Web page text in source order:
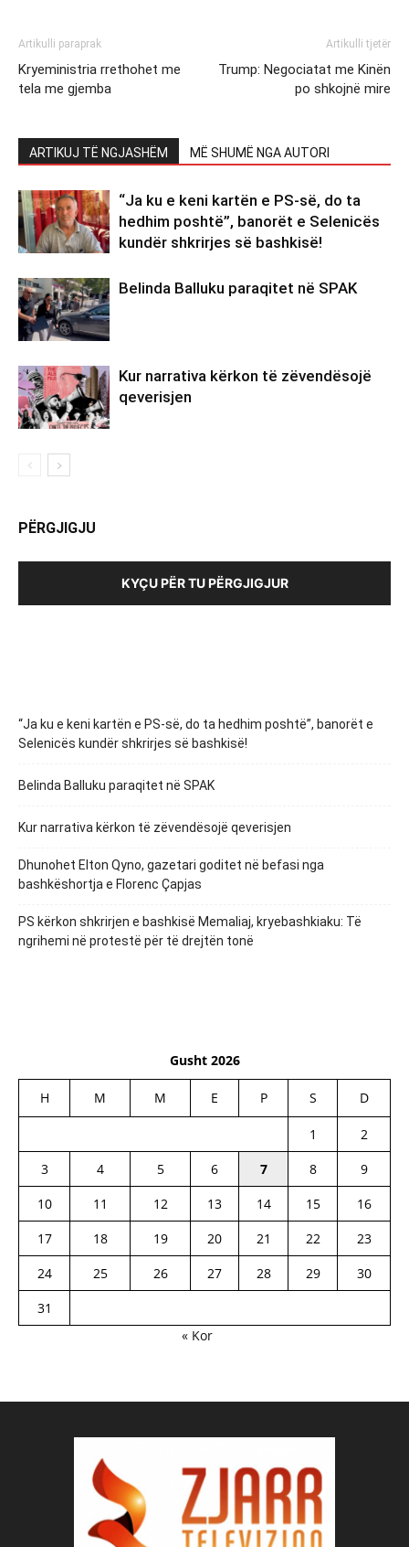
Artikulli paraprak
Kryeministria rrethohet me
tela me gjemba
Artikulli tjetër
Trump: Negociatat me Kinën
po shkojnë mire
ARTIKUJ TË NGJASHËM MË SHUMË NGA AUTORI
“Ja ku e keni kartën e PS-së, do ta
hedhim poshtë”, banorët e Selenicës
kundër shkrirjes së bashkisë!
Belinda Balluku paraqitet në SPAK
Kur narrativa kërkon të zëvendësojë
qeverisjen
PËRGJIGJU
KYÇU PËR TU PËRGJIGJUR
“Ja ku e keni kartën e PS-së, do ta hedhim poshtë”, banorët e
Selenicës kundër shkrirjes së bashkisë!
Belinda Balluku paraqitet në SPAK
Kur narrativa kërkon të zëvendësojë qeverisjen
Dhunohet Elton Qyno, gazetari goditet në befasi nga
bashkëshortja e Florenc Çapjas
PS kërkon shkrirjen e bashkisë Memaliaj, kryebashkiaku: Të
ngrihemi në protestë për të drejtën tonë
Gusht 2026
H M M E P S D
1
2
3
4 5 6 7 8
9
10
11 12 13 14 15
16
17
18 19 20 21 22
23
24
25 26 27 28 29
30
31
« Kor